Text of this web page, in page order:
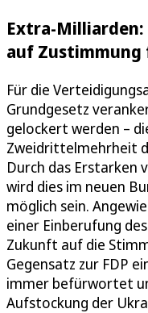
Extra-Milliarden:
auf Zustimmung
Für die
Grundgesetz
gelockert werden –
Zweidrittelmehrheit
Durch das Erstarken
wird dies im neuen
möglich sein.
einer Einberufung
Zukunft auf die
Gegensatz zur FDP
immer befürwortet
Aufstockung der